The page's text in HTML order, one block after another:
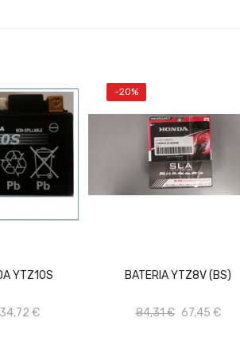
YTZ10S
€
-20%
BATERIA YTZ8V (BS)
84,31 € 67,45 €